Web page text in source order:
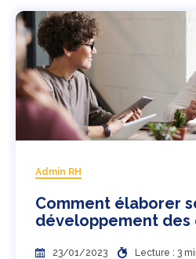
Admin RH
Comment élaborer
développement des
23/01/2023 Lecture : 3